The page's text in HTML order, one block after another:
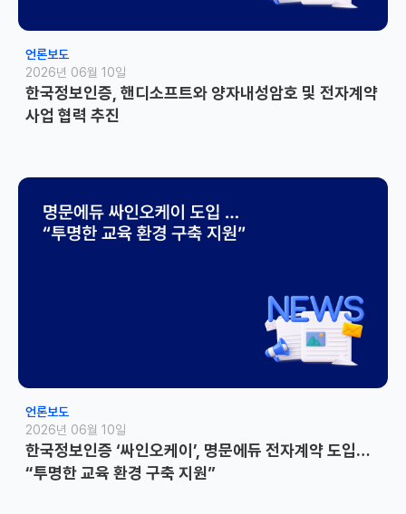
언론보도
2026년 06월 10일
한국정보인증, 핸디소프트와 양자내성암호 및 전자계약
사업 협력 추진
언론보도
2026년 06월 10일
한국정보인증 ‘싸인오케이’, 명문에듀 전자계약 도입…
“투명한 교육 환경 구축 지원”